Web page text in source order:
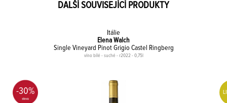
DALŠÍ SOUVISEJÍCÍ PRODUKTY
Itálie
Elena Walch
Single Vineyard Pinot Grigio Castel Ringberg
víno bílé - suché - r2022 - 0,75l
-30%